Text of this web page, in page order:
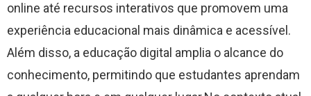
online até recursos interativos que promovem uma
experiência educacional mais dinâmica e acessível.
Além disso, a educação digital amplia o alcance do
conhecimento, permitindo que estudantes aprendam